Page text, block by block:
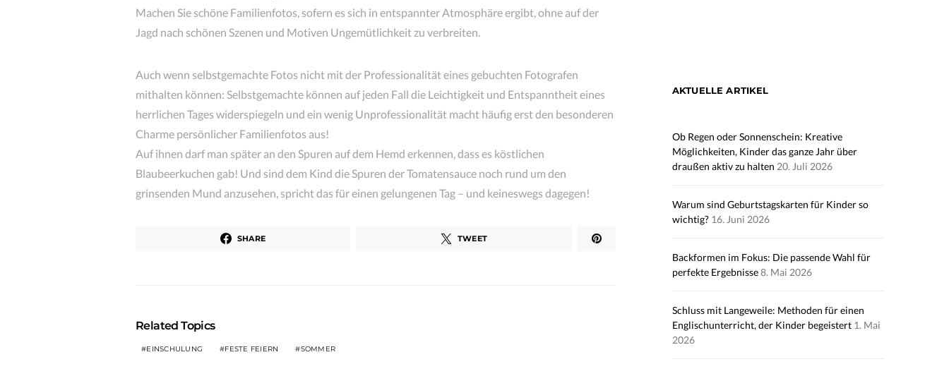
Machen Sie schöne Familienfotos, sofern es sich in entspannter Atmosphäre ergibt, ohne auf der
Jagd nach schönen Szenen und Motiven Ungemütlichkeit zu verbreiten.
Auch wenn selbstgemachte Fotos nicht mit der Professionalität eines gebuchten Fotografen
mithalten können: Selbstgemachte können auf jeden Fall die Leichtigkeit und Entspanntheit eines
herrlichen Tages widerspiegeln und ein wenig Unprofessionalität macht häufig erst den besonderen
Charme persönlicher Familienfotos aus!
Auf ihnen darf man später an den Spuren auf dem Hemd erkennen, dass es köstlichen
Blaubeerkuchen gab! Und sind dem Kind die Spuren der Tomatensauce noch rund um den
grinsenden Mund anzusehen, spricht das für einen gelungenen Tag – und keineswegs dagegen!
SHARE TWEET
Related Topics
EINSCHULUNG FESTE FEIERN SOMMER
AKTUELLE ARTIKEL
Ob Regen oder Sonnenschein: Kreative
Möglichkeiten, Kinder das ganze Jahr über
draußen aktiv zu halten 20. Juli 2026
Warum sind Geburtstagskarten für Kinder so
wichtig? 16. Juni 2026
Backformen im Fokus: Die passende Wahl für
perfekte Ergebnisse8. Mai 2026
Schluss mit Langeweile: Methoden für einen
Englischunterricht, der Kinder begeistert 1. Mai
2026